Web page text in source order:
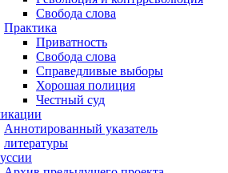
Свобода слова
Практика
Приватность
Свобода слова
Справедливые выборы
Хорошая полиция
Честный суд
Аннотированный указатель
литературы